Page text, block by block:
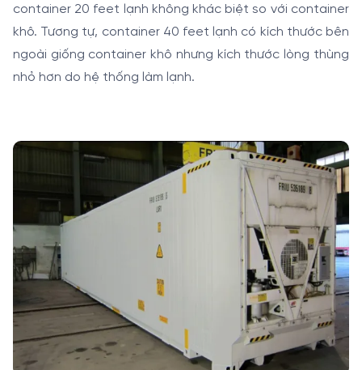
container 20 feet lạnh không khác biệt so với container
khô. Tương tự, container 40 feet lạnh có kích thước bên
ngoài giống container khô nhưng kích thước lòng thùng
nhỏ hơn do hệ thống làm lạnh.